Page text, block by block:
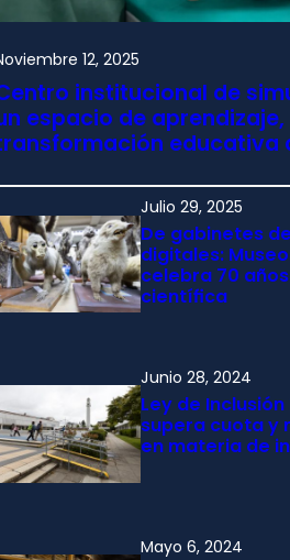
12, 2025
institucional de
espacio de
educativa
Julio 29, 2025
De gabinetes
digitales:
celebra 70
científica
Junio 28, 2024
Ley de
supera cuota y
en materia de
Mayo 6, 2024